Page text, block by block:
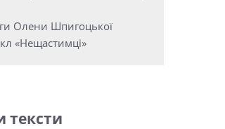
Олени Шпигоцької
«Нещастимці»
тексти